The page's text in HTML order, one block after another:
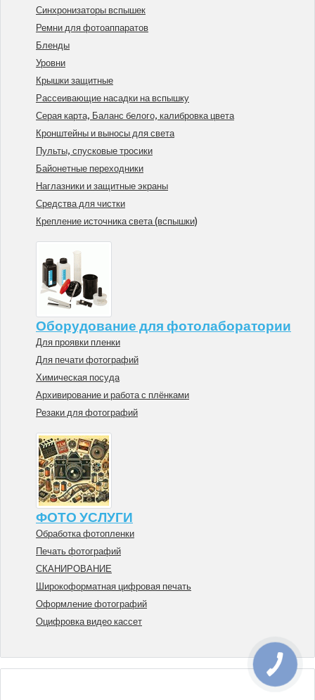
Синхронизаторы вспышек
Ремни для фотоаппаратов
Бленды
Уровни
Крышки защитные
Рассеивающие насадки на вспышку
Серая карта, Баланс белого, калибровка цвета
Кронштейны и выносы для света
Пульты, спусковые тросики
Байонетные переходники
Наглазники и защитные экраны
Средства для чистки
Крепление источника света (вспышки)
Оборудование для фотолаборатории
Для проявки пленки
Для печати фотографий
Химическая посуда
Архивирование и работа с плёнками
Резаки для фотографий
ФОТО УСЛУГИ
Обработка фотопленки
Печать фотографий
СКАНИРОВАНИЕ
Широкоформатная цифровая печать
Оформление фотографий
Оцифровка видео кассет